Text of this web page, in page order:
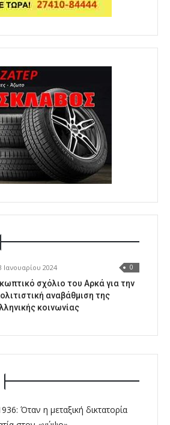
Ιανουαρίου 2024 0
σχόλιο του Αρκά για την
αναβάθμιση της
κοινωνίας